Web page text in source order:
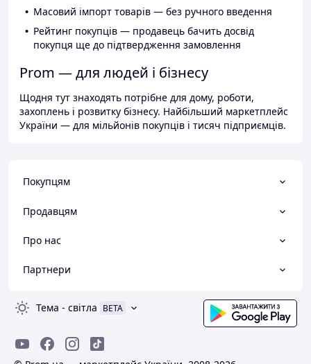
Масовий імпорт товарів — без ручного введення
Рейтинг покупців — продавець бачить досвід
покупця ще до підтвердження замовлення
Prom — для людей і бізнесу
Щодня тут знаходять потрібне для дому, роботи,
захоплень і розвитку бізнесу. Найбільший маркетплейс
України — для мільйонів покупців і тисяч підприємців.
Покупцям
Продавцям
Про нас
Партнери
Тема - світла BETA